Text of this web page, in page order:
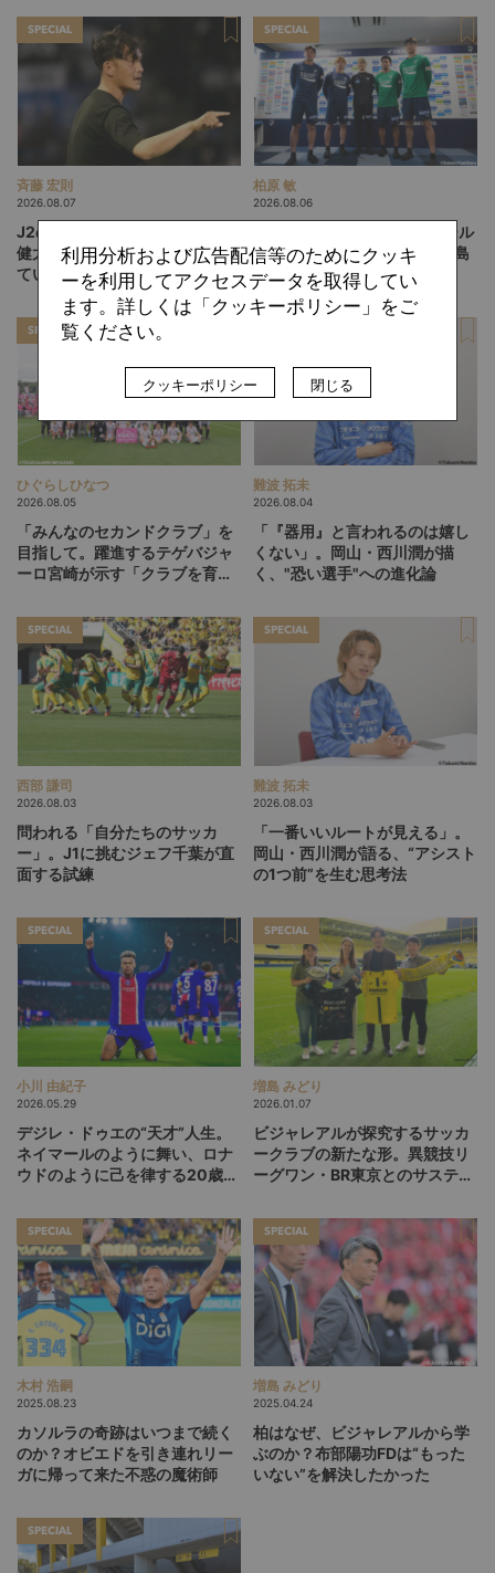
SPECIAL
斉藤 宏則
2026.08.07
J2のトレンドに抗う札幌の川井
健太スタイル。「相手を突破し
ていく」鍵は多彩なWG陣の仕
SPECIAL
柏原 敏
2026.08.06
「13人、14人」のフットボール
は実現するか。吉本監督の徳島
ヴォルティスが描く“新章”
SPECIAL
ひぐらしひなつ
2026.08.05
「みんなのセカンドクラブ」を
目指して。躍進するテゲバジャ
ーロ宮崎が示す「クラブを育て
難波 拓未
2026.08.04
「『器用』と言われるのは嬉し
くない」。岡山・西川潤が描
く、"恐い選手"への進化論
SPECIAL
西部 謙司
2026.08.03
問われる「自分たちのサッカ
ー」。J1に挑むジェフ千葉が直
面する試練
SPECIAL
難波 拓未
2026.08.03
「一番いいルートが見える」。
岡山・西川潤が語る、“アシスト
の1つ前”を生む思考法
SPECIAL
小川 由紀子
2026.05.29
デジレ・ドゥエの“天才”人生。
ネイマールのように舞い、ロナ
ウドのように己を律する20歳
SPECIAL
増島 みどり
2026.01.07
ビジャレアルが探究するサッカ
ークラブの新たな形。異競技リ
ーグワン・BR東京とのサステナ
SPECIAL
木村 浩嗣
2025.08.23
カソルラの奇跡はいつまで続く
のか？オビエドを引き連れリー
ガに帰って来た不惑の魔術師
SPECIAL
増島 みどり
2025.04.24
柏はなぜ、ビジャレアルから学
ぶのか？布部陽功FDは“もった
いない”を解決したかった
SPECIAL
利用分析および広告配信等のためにクッキ
ーを利用してアクセスデータを取得してい
ます。詳しくは「クッキーポリシー」をご
覧ください。
クッキーポリシー 閉じる